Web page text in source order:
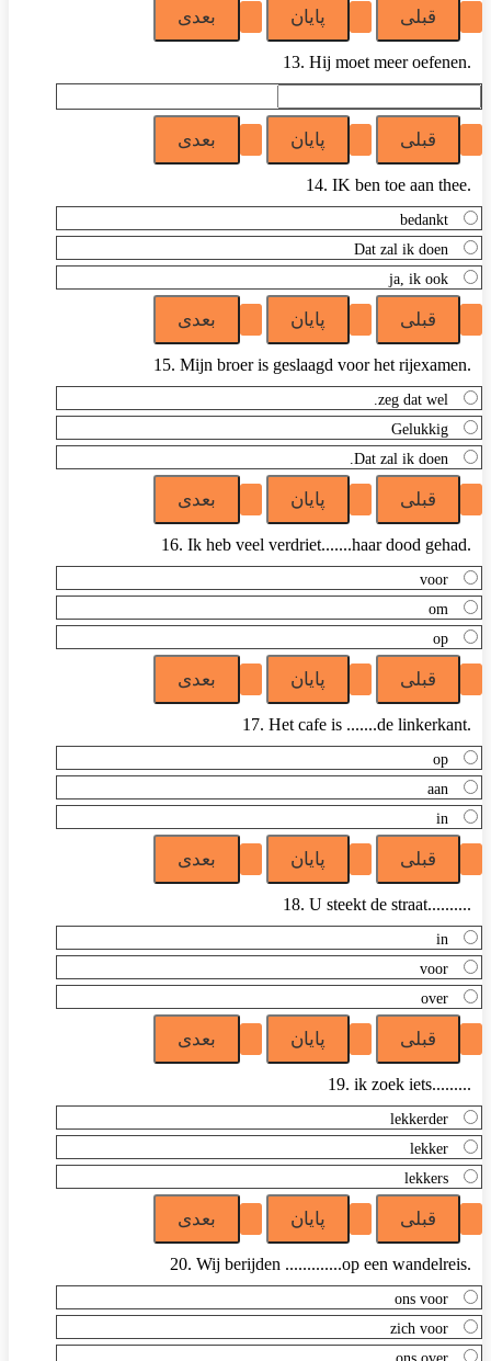
13. Hij moet meer oefenen.
14. IK ben toe aan thee.
bedankt
Dat zal ik doen
ja, ik ook
15. Mijn broer is geslaagd voor het rijexamen.
zeg dat wel.
Gelukkig
Dat zal ik doen.
16. Ik heb veel verdriet.......haar dood gehad.
voor
om
op
17. Het cafe is .......de linkerkant.
op
aan
in
18. U steekt de straat..........
in
voor
over
19. ik zoek iets.........
lekkerder
lekker
lekkers
20. Wij berijden .............op een wandelreis.
ons voor
zich voor